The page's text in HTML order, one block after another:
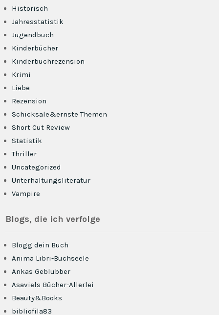
Historisch
Jahresstatistik
Jugendbuch
Kinderbücher
Kinderbuchrezension
Krimi
Liebe
Rezension
Schicksale&ernste Themen
Short Cut Review
Statistik
Thriller
Uncategorized
Unterhaltungsliteratur
Vampire
Blogs, die ich verfolge
Blogg dein Buch
Anima Libri-Buchseele
Ankas Geblubber
Asaviels Bücher-Allerlei
Beauty&Books
bibliofila83